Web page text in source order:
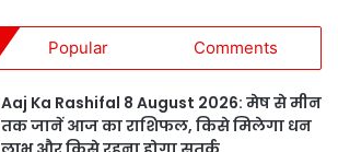
Popular Comments
Aaj Ka Rashifal 8 August 2026: मेष से मीन
तक जानें आज का राशिफल, किसे मिलेगा धन